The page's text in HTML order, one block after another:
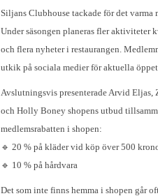
Siljans Clubhouse tackade för det varma
Under säsongen planeras fler aktiviteter
och flera nyheter i restaurangen.
utkik på sociala medier för aktuella
Avslutningsvis presenterade Arvid Eljas,
och Holly Boney shopens utbud
medlemsrabatten i shopen:
🔹 20 % på kläder vid köp över 500
🔹 10 % på hårdvara
Det som inte finns hemma i shopen går